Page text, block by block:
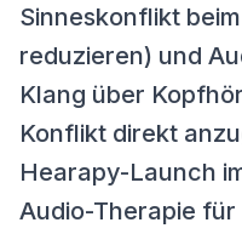
Sinneskonflikt
reduzieren) und
Klang über
Konflikt direkt
Hearapy-Launch
Audio-Therapie